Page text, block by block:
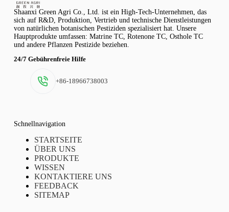
Shaanxi Green Agri Co., Ltd. ist ein High-Tech-Unternehmen, das
sich auf R&D, Produktion, Vertrieb und technische Dienstleistungen
von natürlichen botanischen Pestiziden spezialisiert hat. Unsere
Hauptprodukte umfassen: Matrine TC, Rotenone TC, Osthole TC
und andere Pflanzen Pestizide beziehen.
24/7 Gebührenfreie Hilfe
+86-18966738003
Schnellnavigation
STARTSEITE
ÜBER UNS
PRODUKTE
WISSEN
KONTAKTIERE UNS
FEEDBACK
SITEMAP